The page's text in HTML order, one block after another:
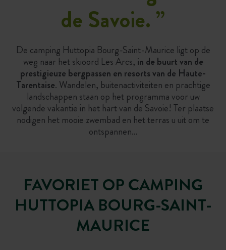
de Savoie. ”
De camping Huttopia Bourg-Saint-Maurice ligt op de
weg naar het skioord Les Arcs, in de buurt van de
prestigieuze bergpassen en resorts van de Haute-
Tarentaise. Wandelen, buitenactiviteiten en prachtige
landschappen staan op het programma voor uw
volgende vakantie in het hart van de Savoie! Ter plaatse
nodigen het mooie zwembad en het terras u uit om te
ontspannen…
FAVORIET OP CAMPING
HUTTOPIA BOURG-SAINT-
MAURICE